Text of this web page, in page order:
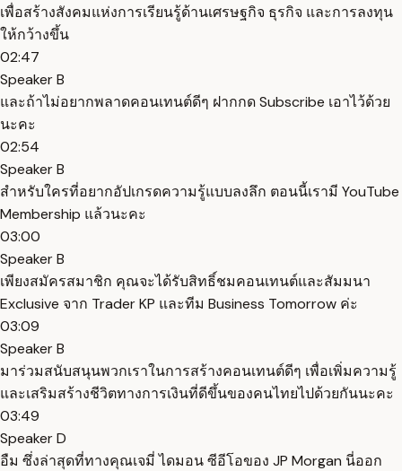
เพื่อสร้างสังคมแห่งการเรียนรู้ด้านเศรษฐกิจ ธุรกิจ และการลงทุน
ให้กว้างขึ้น
02:47
Speaker B
และถ้าไม่อยากพลาดคอนเทนต์ดีๆ ฝากกด Subscribe เอาไว้ด้วย
นะคะ
02:54
Speaker B
สำหรับใครที่อยากอัปเกรดความรู้แบบลงลึก ตอนนี้เรามี YouTube
Membership แล้วนะคะ
03:00
Speaker B
เพียงสมัครสมาชิก คุณจะได้รับสิทธิ์ชมคอนเทนต์และสัมมนา
Exclusive จาก Trader KP และทีม Business Tomorrow ค่ะ
03:09
Speaker B
มาร่วมสนับสนุนพวกเราในการสร้างคอนเทนต์ดีๆ เพื่อเพิ่มความรู้
และเสริมสร้างชีวิตทางการเงินที่ดีขึ้นของคนไทยไปด้วยกันนะคะ
03:49
Speaker D
อืม ซึ่งล่าสุดที่ทางคุณเจมี่ ไดมอน ซีอีโอของ JP Morgan นี่ออก